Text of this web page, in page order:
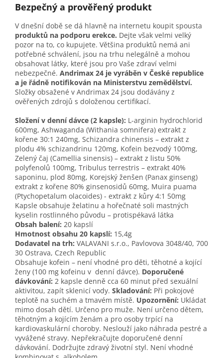
Bezpečný a prověřený produkt
V dnešní době se dá hlavně na internetu koupit spousta
produktů na podporu erekce. Dejte však velmi velký
pozor na to, co kupujete. Většina produktů nemá ani
potřebné schválení, jsou na trhu nelegálně a mohou
obsahovat látky, které jsou pro Vaše zdraví velmi
nebezpečné. Andrimax 24 je vyráběn v České republice
a je řádně notifikován na Ministerstvu zemědělství.
Složky obsažené v Andrimax 24 jsou dodávány z
ověřených zdrojů s doloženou certifikací.
Složení v denní dávce (2 kapsle): L-arginin hydrochlorid
600mg, Ashwaganda (Withania somnifera) extrakt z
kořene 30:1 240mg, Schizandra chinensis – extrakt z
plodu 4% schizandrinu 120mg, Kofein bezvodý 100mg,
Zelený čaj (Camellia sinensis) – extrakt z listu 50%
polyfenolů 100mg, Tribulus terrestris – extrakt 40%
saponinu, plod 80mg, Korejský ženšen (Panax ginseng)
extrakt z kořene 80% ginsenosidů 60mg, Muira puama
(Ptychopetalum olacoides) - extrakt z kůry 4:1 50mg
Kapsle obsahuje želatinu a hořečnaté soli mastných
kyselin rostlinného původu – protispékavá látka
Obsah balení: 20 kapslí
Hmotnost obsahu 20 kapslí: 15,4g
Dodavatel na trh: VALAVANI s.r.o., Pavlovova 3048/40, 700
30 Ostrava, Czech Republic
Obsahuje kofein – není vhodné pro děti, těhotné a kojící
ženy (100 mg kofeinu v denní dávce). Doporučené
dávkování: 2 kapsle denně cca 60 minut před sexuální
aktivitou, zapít sklenicí vody. Skladování: Při pokojové
teplotě na suchém a tmavém místě. Upozornění: Ukládat
mimo dosah dětí. Určeno pro muže. Není určeno dětem,
těhotným a kojícím ženám a pro osoby trpící na
kardiovaskulární choroby. Neslouží jako náhrada pestré a
vyvážené stravy. Nepřekračujte doporučené denní
dávkování. Dodržujte zdravý životní styl. Není vhodné